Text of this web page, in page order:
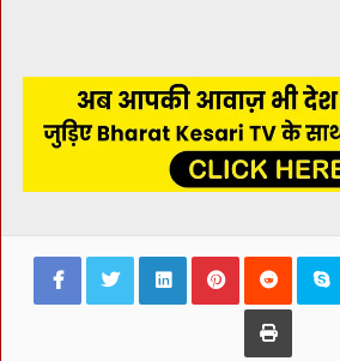
FacebookTwitterLinkedInPinterestReddit
Print